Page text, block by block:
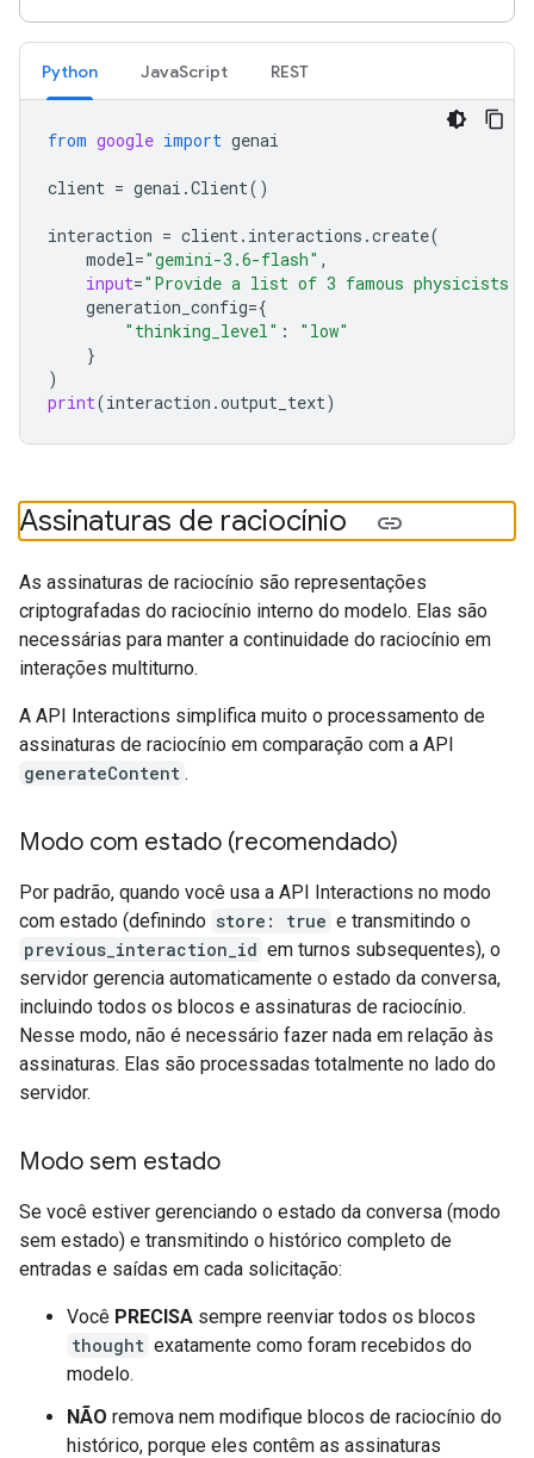
Python JavaScript REST
from google import genai
client = genai .Client()
interaction = client. interactions .create(
model="gemini-3.6-flash" ,
input="Provide a list of 3 famous physicists
generation_config={
"thinking_level" :
"low"
}
)
print(interaction .output_text)
Assinaturas de raciocínio
As assinaturas de raciocínio são representações
criptografadas do raciocínio interno do modelo. Elas são
necessárias para manter a continuidade do raciocínio em
interações multiturno.
A API Interactions simplifica muito o processamento de
assinaturas de raciocínio em comparação com a API
generateContent .
Modo com estado (recomendado)
Por padrão, quando você usa a API Interactions no modo
com estado (definindo store: true e transmitindo o
previous_interaction_id em turnos subsequentes), o
servidor gerencia automaticamente o estado da conversa,
incluindo todos os blocos e assinaturas de raciocínio.
Nesse modo, não é necessário fazer nada em relação às
assinaturas. Elas são processadas totalmente no lado do
servidor.
Modo sem estado
Se você estiver gerenciando o estado da conversa (modo
sem estado) e transmitindo o histórico completo de
entradas e saídas em cada solicitação:
Você PRECISA sempre reenviar todos os blocos
thought exatamente como foram recebidos do
modelo.
NÃO remova nem modifique blocos de raciocínio do
histórico, porque eles contêm as assinaturas